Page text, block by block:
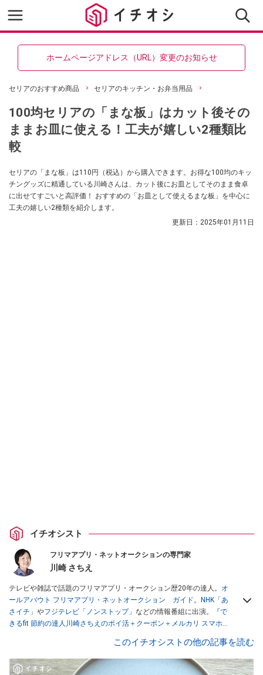
ホームページアドレス（URL）変更のお知らせ
セリアのおすすめ商品 セリアのキッチン・お弁当用品
100均セリアの「まな板」はカット後その
ままお皿に使える！工夫が嬉しい2種類比
較
セリアの「まな板」は110円（税込）から購入できます。お得な100均のキッ
チングッズに精通している川崎さんは、カット後にお皿としてそのまま食卓
に出せてすごいと高評価！ おすすめの「お皿として使えるまな板」を中心に
工夫の嬉しい2種類を紹介します。
更新日： 2025年01月11日
イチオシスト
フリマアプリ・ネットオークションの専門家
川崎 さちえ
テレビや雑誌で話題のフリマアプリ・オークション歴20年の達人。 オ
ールアバウト フリマアプリ・ネットオークション ガイド。
NHK「あ
さイチ」 やフジテレビ「ノンストップ」 などの情報番組に出演。
『で
きるfit 節約の達人川崎さちえのポイ活＋クーポン＋メルカリ スマホで
スマホ1つでスキマ時間に効率的に稼ぐ！』（翔泳社刊） ほか著書多
数。ブログは「川崎さちえのごちゃまぜ日記」。
■経歴：2003年、夫が子育てをするために、突然会社を辞める。翌月
このイチオシストの他の記事を読む